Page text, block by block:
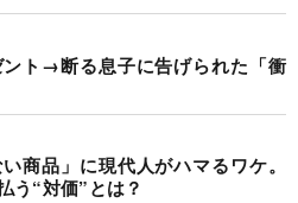
ト→断る息子に告げられた「衝
商品」に現代人がハマるワケ。
う“対価”とは？